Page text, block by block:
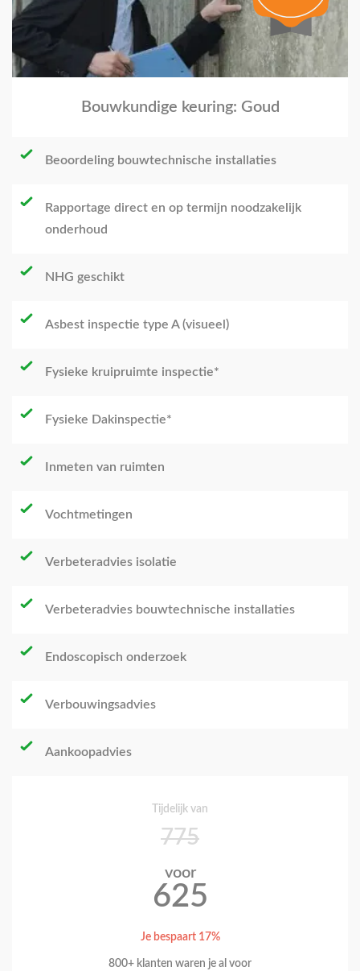
Bouwkundige keuring: Goud
Beoordeling bouwtechnische installaties
Rapportage direct en op termijn noodzakelijk
onderhoud
NHG geschikt
Asbest inspectie type A (visueel)
Fysieke kruipruimte inspectie*
Fysieke Dakinspectie*
Inmeten van ruimten
Vochtmetingen
Verbeteradvies isolatie
Verbeteradvies bouwtechnische installaties
Endoscopisch onderzoek
Verbouwingsadvies
Aankoopadvies
Tijdelijk van
775
voor
625
Je bespaart 17%
800+ klanten waren je al voor